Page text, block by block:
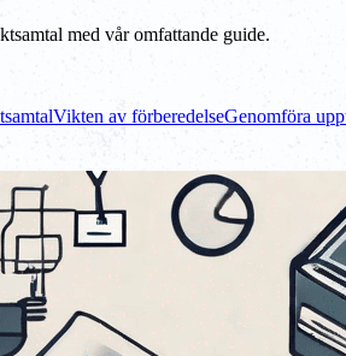
med vår omfattande guide.
Vikten av förberedelseGenomföra